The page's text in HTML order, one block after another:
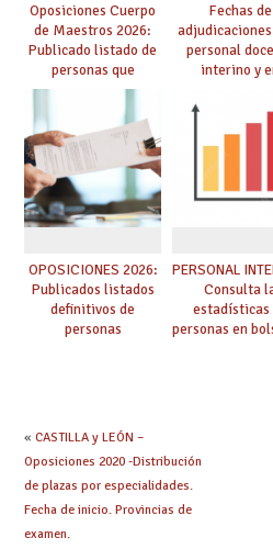
Oposiciones Cuerpo
de Maestros 2026:
Publicado listado de
personas que
adquieren nueva
especialidad
Fechas de
personal
interino y
debes
OPOSICIONES 2026:
Publicados listados
definitivos de
personas
PERSONAL
Consulta
estadísticas
personas en
« CASTILLA y LEÓN –
Oposiciones 2020 -Distribución
de plazas por especialidades.
Fecha de inicio. Provincias de
examen.